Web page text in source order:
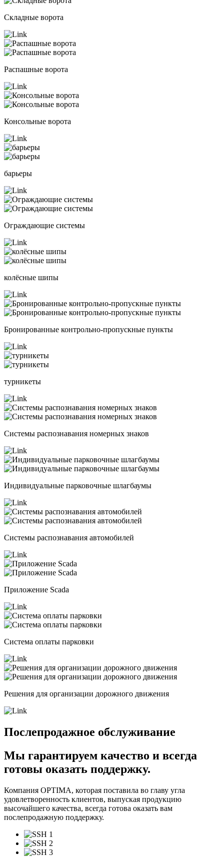
Складные ворота
Распашные ворота
Консольные ворота
барьеры
Ограждающие системы
колёсные шипы
Бронированные контрольно-пропускные пункты
турникеты
Системы распознавания номерных знаков
Индивидуальные парковочные шлагбаумы
Системы распознавания автомобилей
Приложение Scada
Система оплаты парковки
Решения для организации дорожного движения
Послепродажное обслуживание
Мы гарантируем качество и всегда
готовы оказать поддержку.
Компания OPTIMA, которая поставила во главу угла
удовлетворенность клиентов, выпуская продукцию
высочайшего качества, всегда готова оказать вам
послепродажную поддержку.